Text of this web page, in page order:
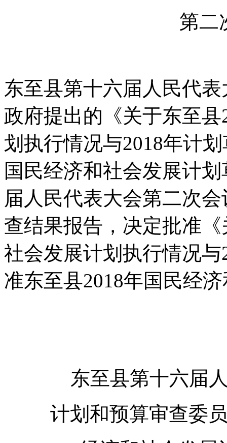
第二
东至县第十六届人民代
政府提出的《关于东至
划执行情况与2018年计
国民经济和社会发展计
届人民代表大会第二次
查结果报告，决定批准
社会发展计划执行情况
准东至县2018年国民经
东至县第十六届
计划和预算审查委